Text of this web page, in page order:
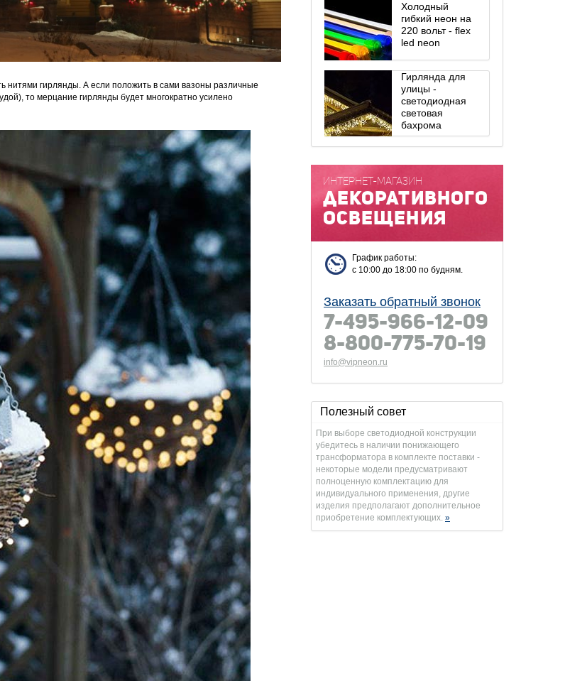
Холодный
гибкий неон на
220 вольт - flex
led neon
Гирлянда для
улицы -
светодиодная
световая
бахрома
ИНТЕРНЕТ-МАГАЗИН
декоративного
освещения
График работы:
с 10:00 до 18:00 по будням.
Заказать обратный звонок
7-495-966-12-09
8-800-775-70-19
info@vipneon.ru
Полезный совет
При выборе светодиодной конструкции
убедитесь в наличии понижающего
трансформатора в комплекте поставки -
некоторые модели предусматривают
полноценную комплектацию для
индивидуального применения, другие
изделия предполагают дополнительное
приобретение комплектующих. »
нитями гирлянды. А если положить в сами вазоны различные
то мерцание гирлянды будет многократно усилено